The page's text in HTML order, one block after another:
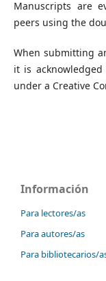
Manuscripts are
peers using the
When submitting
it is
under a Creative
Información
Para lectores/as
Para autores/as
Para bibliotecarios/